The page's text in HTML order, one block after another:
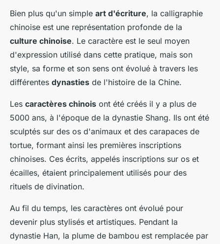
Bien plus qu'un simple art d'écriture, la calligraphie
chinoise est une représentation profonde de la
culture chinoise. Le caractère est le seul moyen
d'expression utilisé dans cette pratique, mais son
style, sa forme et son sens ont évolué à travers les
différentes dynasties de l'histoire de la Chine.
Les caractères chinois ont été créés il y a plus de
5000 ans, à l'époque de la dynastie Shang. Ils ont été
sculptés sur des os d'animaux et des carapaces de
tortue, formant ainsi les premières inscriptions
chinoises. Ces écrits, appelés inscriptions sur os et
écailles, étaient principalement utilisés pour des
rituels de divination.
Au fil du temps, les caractères ont évolué pour
devenir plus stylisés et artistiques. Pendant la
dynastie Han, la plume de bambou est remplacée par